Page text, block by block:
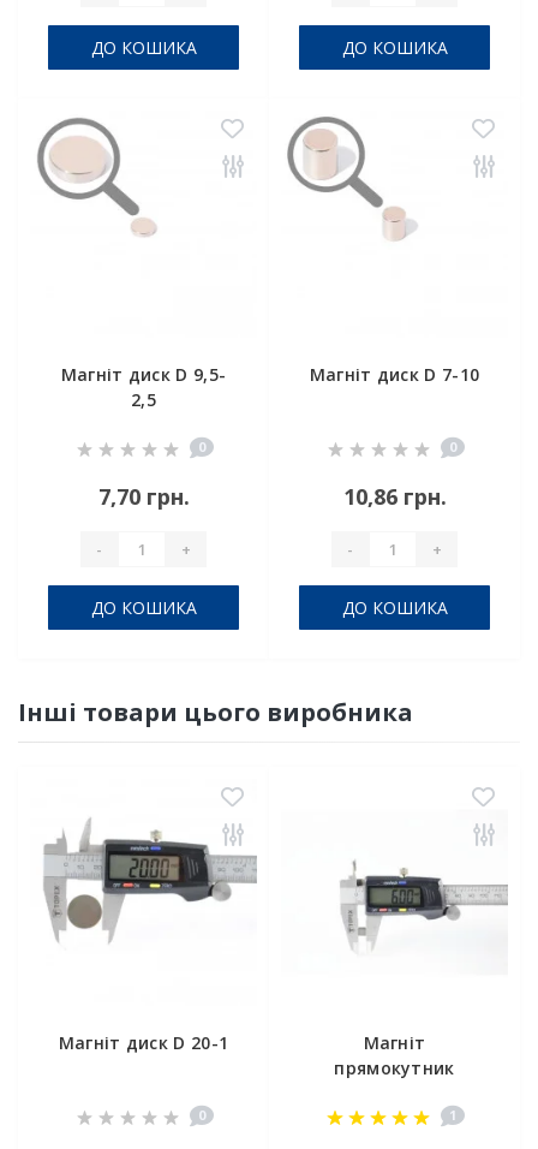
ДО КОШИКА ДО КОШИКА
Магніт диск D 9,5-
2,5
0
7,70 грн.
- +
ДО КОШИКА
Магніт диск D 7-10
0
10,86 грн.
- +
ДО КОШИКА
Інші товари цього виробника
Магніт диск D 20-1
0
Магніт
прямокутник
1